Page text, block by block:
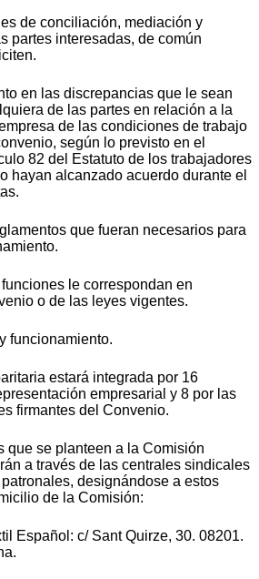
de conciliación, mediación y
partes interesadas, de común
en las discrepancias que le sean
de las partes en relación a la
de las condiciones de trabajo
según lo previsto en el
82 del Estatuto de los trabajadores
hayan alcanzado acuerdo durante el
que fueran necesarios para
le correspondan en
o de las leyes vigentes.
funcionamiento.
estará integrada por 16
empresarial y 8 por las
firmantes del Convenio.
se planteen a la Comisión
a través de las centrales sindicales
designándose a estos
de la Comisión:
Español: c/ Sant Quirze, 30. 08201.